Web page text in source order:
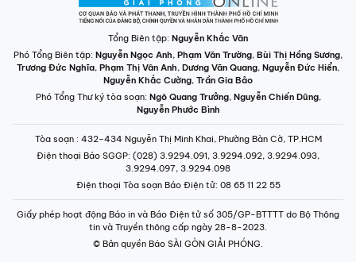
Tổng Biên tập: Nguyễn Khắc Văn
Phó Tổng Biên tập: Nguyễn Ngọc Anh, Phạm Văn Trường, Bùi Thị Hồng Sương,
Trương Đức Nghĩa, Phạm Thị Vân Anh, Dương Văn Quang, Nguyễn Đức Hiển,
Nguyễn Khắc Cường, Trần Gia Bảo
Phó Tổng Thư ký tòa soạn: Ngô Quang Trưởng, Nguyễn Chiến Dũng,
Nguyễn Phước Bình
Tòa soạn : 432-434 Nguyễn Thị Minh Khai, Phường Bàn Cờ, TP.HCM
Điện thoại Báo SGGP: (028) 3.9294.091, 3.9294.092, 3.9294.093,
3.9294.097, 3.9294.098
Điện thoại Tòa soạn Báo Điện tử: 08 65 11 22 55
Giấy phép hoạt động Báo in và Báo Điện tử số 305/GP-BTTTT do Bộ Thông
tin và Truyền thông cấp ngày 28-8-2023.
© Bản quyền Báo SÀI GÒN GIẢI PHÓNG.